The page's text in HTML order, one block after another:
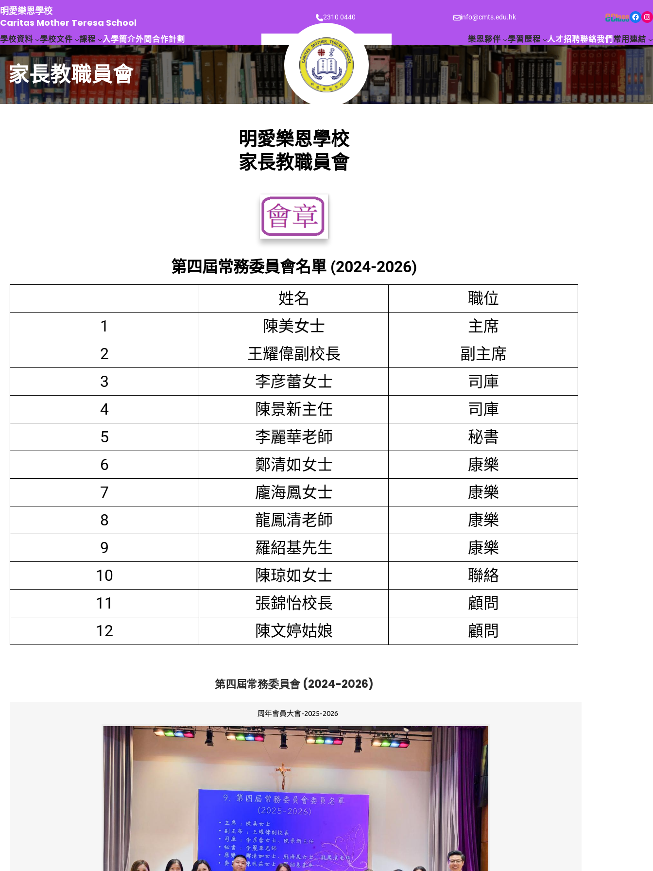
跳
至
主
要
容
明愛樂恩學校
Caritas Mother Teresa School
2310 0440 info@cmts.edu.hk Facebook Instagram
學校資料 學校文件 課程 入學簡介外間合作計劃 樂恩夥伴 學習歷程 人才招聘聯絡我們 常用連結
家長教職員會
明愛樂恩學校
家長教職員會
第四屆常務委員會名單 (2024-2026)
姓名
職位
1
陳美女士
主席
2
王耀偉副校長
副主席
3
李彦蕾女士
司庫
4
陳景新主任
司庫
5
李麗華老師
秘書
6
鄭清如女士
康樂
7
龐海鳳女士
康樂
8
龍鳳清老師
康樂
9
羅紹基先生
康樂
10
陳琼如女士
聯絡
11
張錦怡校長
顧問
12
陳文婷姑娘 顧問
第四屆常務委員會 (2024-2026)
周年會員大會-2025-2026